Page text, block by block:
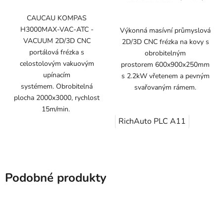
CAUCAU KOMPAS
H3000MAX-VAC-ATC -
VACUUM 2D/3D CNC
portálová frézka s
celostolovým vakuovým
upínacím
systémem. Obrobitelná
plocha 2000x3000, rychlost
15m/min.
Výkonná masívní průmyslová
2D/3D CNC frézka na kovy s
obrobitelným
prostorem 600x900x250mm
s 2.2kW vřetenem a pevným
svařovaným rámem.
RichAuto PLC A11
Podobné produkty